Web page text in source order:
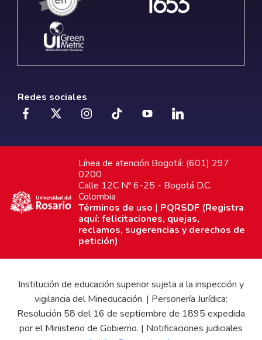
Redes sociales
Línea de atención Bogotá: (601) 297
0200
Calle 12C Nº 6-25 - Bogotá D.C.
Colombia
Términos de uso | PQRSDF (Registra
aquí: felicitaciones, quejas,
reclamos, sugerencias y derechos de
petición)
Institución de educación superior sujeta a la inspección y
vigilancia del Mineducación. | Personería Jurídica:
Resolución 58 del 16 de septiembre de 1895 expedida
por el Ministerio de Gobierno. | Notificaciones judiciales